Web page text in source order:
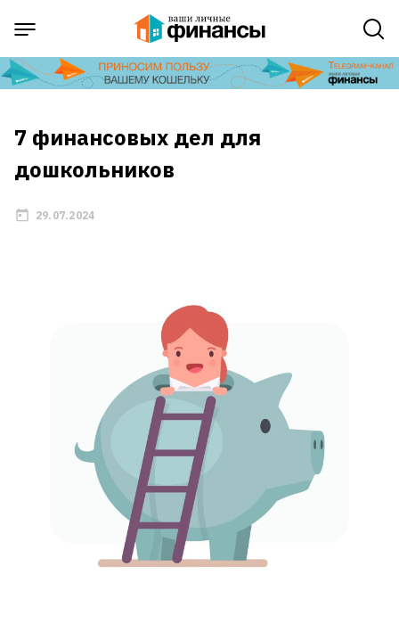
7 финансовых дел для
дошкольников
29.07.2024